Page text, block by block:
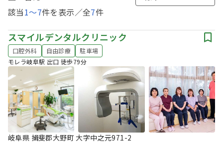
該当1〜7件を表示／全7件
スマイルデンタルクリニック
口腔外科 自由診療
駐車場
モレラ岐阜駅 出口 徒歩79分
岐阜県 揖斐郡大野町 大字中之元971-2